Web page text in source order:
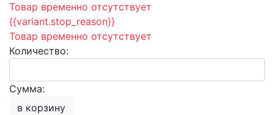
Товар временно отсутствует
{{variant.stop_reason}}
Товар временно отсутствует
Количество:
Сумма:
в корзину